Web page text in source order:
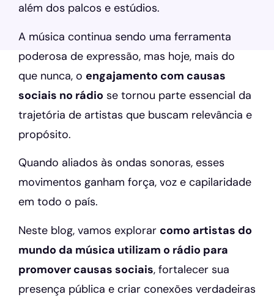
além dos palcos e estúdios.
A música continua sendo uma ferramenta
poderosa de expressão, mas hoje, mais do
que nunca, o engajamento com causas
sociais no rádio se tornou parte essencial da
trajetória de artistas que buscam relevância e
propósito.
Quando aliados às ondas sonoras, esses
movimentos ganham força, voz e capilaridade
em todo o país.
Neste blog, vamos explorar como artistas do
mundo da música utilizam o rádio para
promover causas sociais, fortalecer sua
presença pública e criar conexões verdadeiras